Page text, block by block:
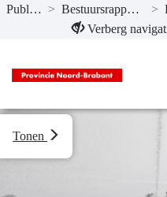
Naar hoofdinhoud
Publicaties > Bestuursrapportage 2018 >
Verberg
Tonen